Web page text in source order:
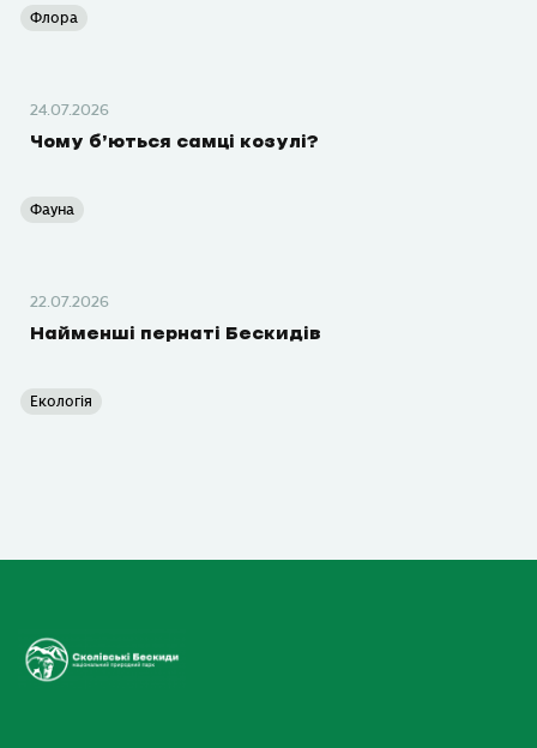
Флора
24.07.2026
Чому б’ються самці козулі?
Фауна
22.07.2026
Найменші пернаті Бескидів
Екологія